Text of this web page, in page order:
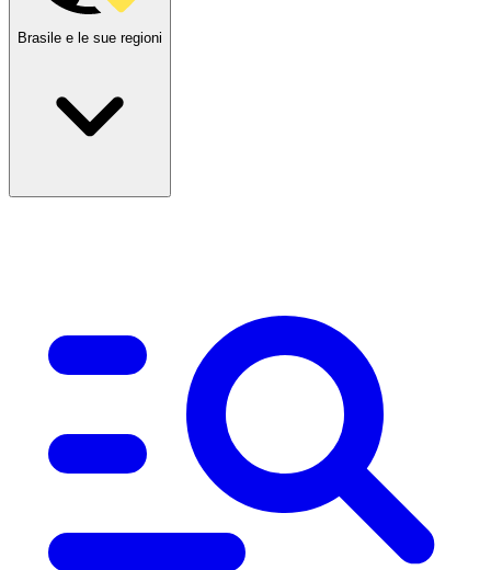
Brasile e le sue regioni